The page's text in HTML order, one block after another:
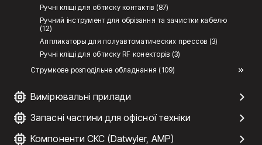
Ручні кліщі для обтиску контактів (87)
Ручний інструмент для обрізання та зачистки кабелю
(12)
Аппликаторы для полуавтоматических прессов (3)
Ручні кліщі для обтиску RF конекторів (3)
Струмкове розподільне обладнання (109)
Вимірювальні прилади
Запасні частини для офісної техніки
Компоненти СКС (Datwyler, AMP)